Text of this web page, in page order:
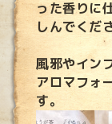
った香りに
しんでくだ
風邪やイン
アロマフォ
す。